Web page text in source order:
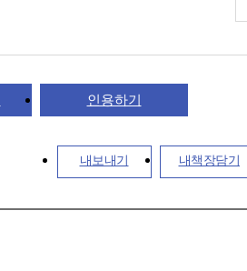
인용하기
내보내기 내책장담기